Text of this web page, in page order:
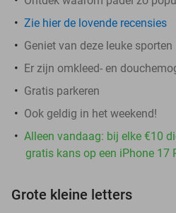
Zie hier de lovende recensies
Geniet van deze leuke sporten
Er zijn omkleed- en
Gratis parkeren
Ook geldig in het weekend!
Alleen vandaag: bij elke €10
gratis kans op een iPhone 17
Grote kleine letters